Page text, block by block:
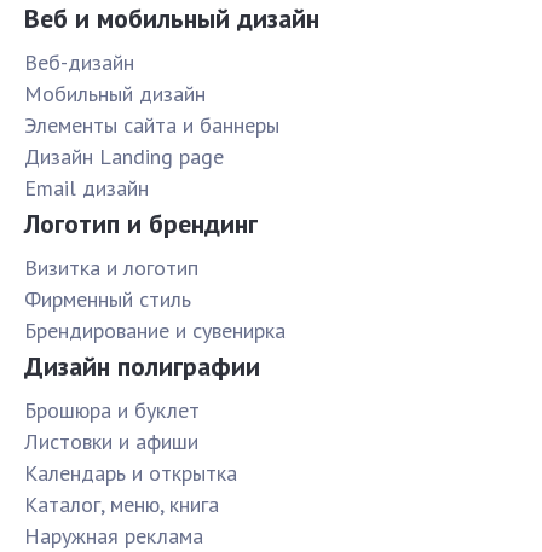
Веб и мобильный дизайн
Веб-дизайн
Мобильный дизайн
Элементы сайта и баннеры
Дизайн Landing page
Email дизайн
Логотип и брендинг
Визитка и логотип
Фирменный стиль
Брендирование и сувенирка
Дизайн полиграфии
Брошюра и буклет
Листовки и афиши
Календарь и открытка
Каталог, меню, книга
Наружная реклама